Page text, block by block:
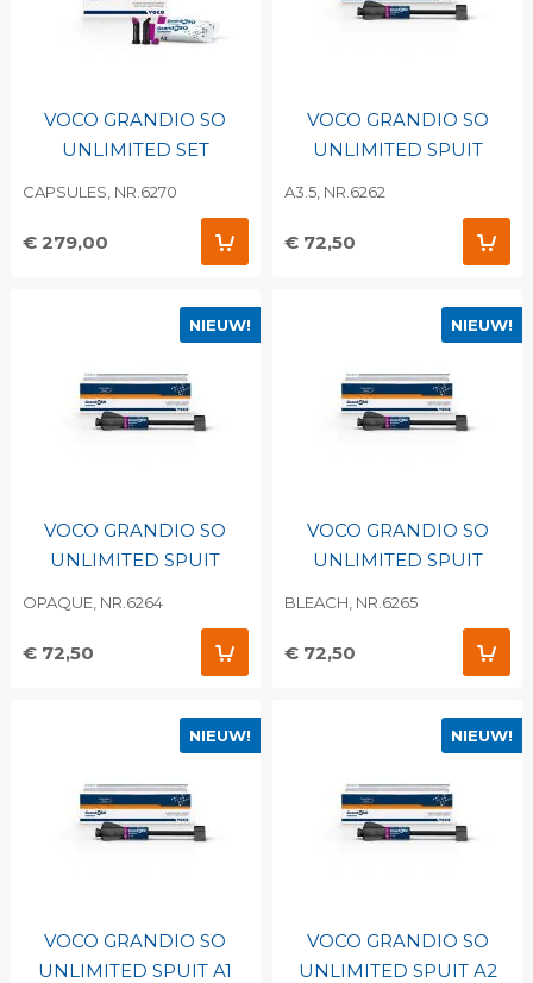
VOCO GRANDIO SO
UNLIMITED SET
CAPSULES, NR.6270
€ 279,00
VOCO GRANDIO SO
UNLIMITED SPUIT
A3.5, NR.6262
€ 72,50
NIEUW!
VOCO GRANDIO SO
UNLIMITED SPUIT
OPAQUE, NR.6264
€ 72,50
NIEUW!
VOCO GRANDIO SO
UNLIMITED SPUIT
BLEACH, NR.6265
€ 72,50
NIEUW!
VOCO GRANDIO SO
UNLIMITED SPUIT A1
NIEUW!
VOCO GRANDIO SO
UNLIMITED SPUIT A2